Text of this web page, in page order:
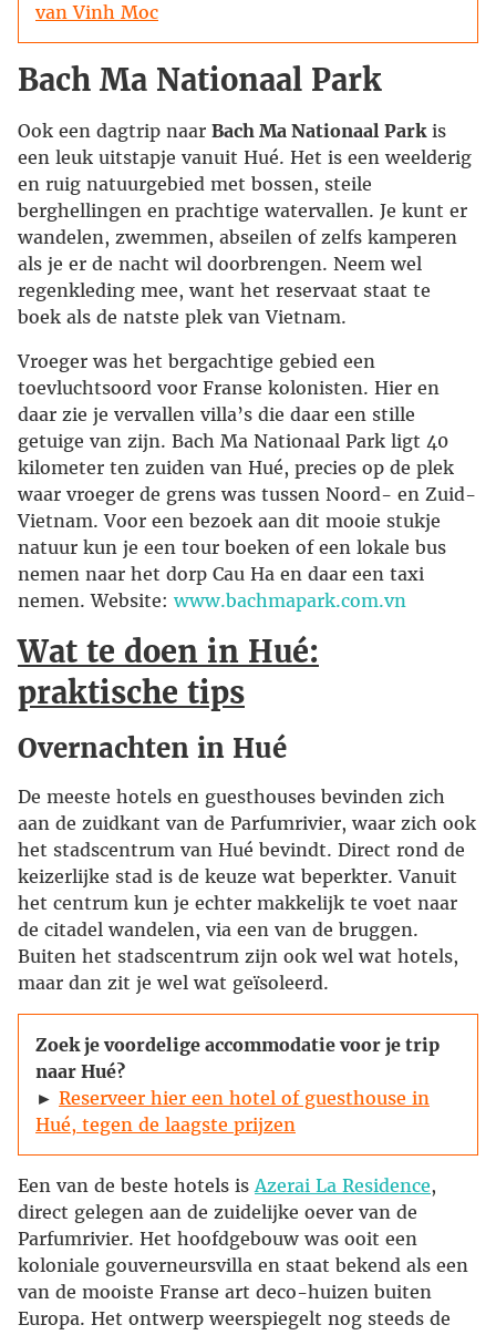
van Vinh Moc
Bach Ma Nationaal Park
Ook een dagtrip naar Bach Ma Nationaal Parkis
een leuk uitstapje vanuit Hué. Het is een weelderig
en ruig natuurgebied met bossen, steile
berghellingen en prachtige watervallen. Je kunt er
wandelen, zwemmen, abseilen of zelfs kamperen
als je er de nacht wil doorbrengen. Neem wel
regenkleding mee, want het reservaat staat te
boek als de natste plek van Vietnam.
Vroeger was het bergachtige gebied een
toevluchtsoord voor Franse kolonisten. Hier en
daar zie je vervallen villa’s die daar een stille
getuige van zijn. Bach Ma Nationaal Park ligt 40
kilometer ten zuiden van Hué, precies op de plek
waar vroeger de grens was tussen Noord- en Zuid-
Vietnam. Voor een bezoek aan dit mooie stukje
natuur kun je een tour boeken of een lokale bus
nemen naar het dorp Cau Ha en daar een taxi
nemen. Website: www.bachmapark.com.vn
Wat te doen in Hué:
praktische tips
Overnachten in Hué
De meeste hotels en guesthouses bevinden zich
aan de zuidkant van de Parfumrivier, waar zich ook
het stadscentrum van Hué bevindt. Direct rond de
keizerlijke stad is de keuze wat beperkter. Vanuit
het centrum kun je echter makkelijk te voet naar
de citadel wandelen, via een van de bruggen.
Buiten het stadscentrum zijn ook wel wat hotels,
maar dan zit je wel wat geïsoleerd.
Zoek je voordelige accommodatie voor je trip
naar Hué?
► Reserveer hier een hotel of guesthouse in
Hué, tegen de laagste prijzen
Een van de beste hotels isAzerai La Residence,
direct gelegen aan de zuidelijke oever van de
Parfumrivier. Het hoofdgebouw was ooit een
koloniale gouverneursvilla en staat bekend als een
van de mooiste Franse art deco-huizen buiten
Europa. Het ontwerp weerspiegelt nog steeds de